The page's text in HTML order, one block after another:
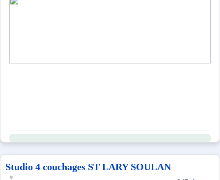
Appartement non fumeur
Studio 4 couchages ST LARY SOULAN